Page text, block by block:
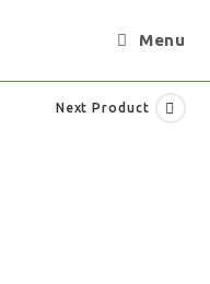
Menu
Next Product